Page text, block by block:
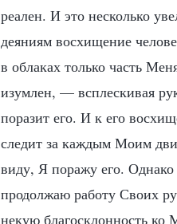
реален. И это несколько
деяниям восхищение
в облаках только часть
изумлен, — всплескивая
поразит его. И к его
следит за каждым Моим
виду, Я поражу его.
продолжаю работу Своих
некую благосклонность